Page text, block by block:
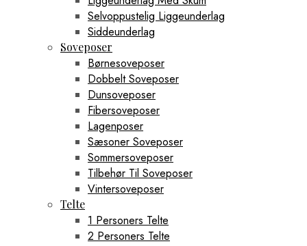
Selvoppustelig Liggeunderlag
Siddeunderlag
Soveposer
Børnesoveposer
Dobbelt Soveposer
Dunsoveposer
Fibersoveposer
Lagenposer
Sæsoner Soveposer
Sommersoveposer
Tilbehør Til Soveposer
Vintersoveposer
Telte
1 Personers Telte
2 Personers Telte